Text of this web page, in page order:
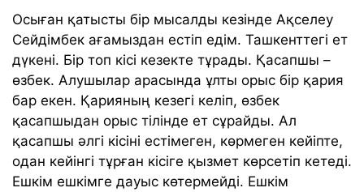
Осыған қатысты бір мысалды кезінде Ақселеу
Сейдімбек ағамыздан естіп едім. Ташкенттегі ет
дүкені. Бір топ кісі кезекте тұрады. Қасапшы –
өзбек. Алушылар арасында ұлты орыс бір қария
бар екен. Қарияның кезегі келіп, өзбек
қасапшыдан орыс тілінде ет сұрайды. Ал
қасапшы әлгі кісіні естімеген, көрмеген кейіпте,
одан кейінгі тұрған кісіге қызмет көрсетіп кетеді.
Ешкім ешкімге дауыс көтермейді. Ешкім